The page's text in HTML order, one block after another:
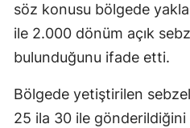
söz konusu bölgede
ile 2.000 dönüm açık
bulunduğunu ifade etti.
Bölgede yetiştirilen
25 ila 30 ile